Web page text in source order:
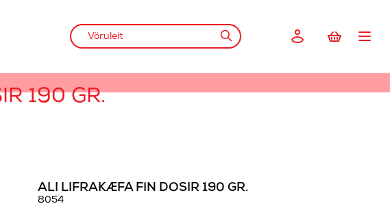
190 GR.
ALI LIFRAKÆFA FÍN DÓSIR 190 GR.
8054